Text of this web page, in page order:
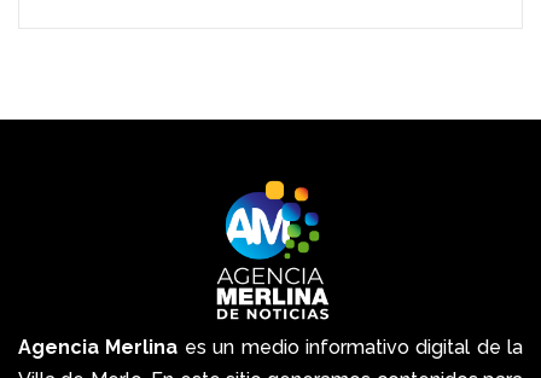
Agencia Merlina es un medio informativo digital de la